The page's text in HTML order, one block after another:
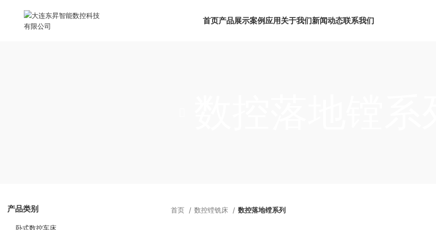
首页产品展示案例应用 关于我们新闻动态联系我们
产品类别
卧式数控车床
首页 数控镗铣床 数控落地镗系列